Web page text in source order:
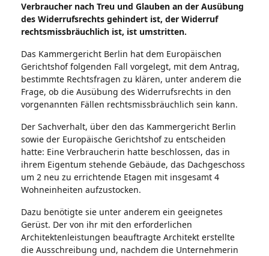
Verbraucher nach Treu und Glauben an der Ausübung
des Widerrufsrechts gehindert ist, der Widerruf
rechtsmissbräuchlich ist, ist umstritten.
Das Kammergericht Berlin hat dem Europäischen
Gerichtshof folgenden Fall vorgelegt, mit dem Antrag,
bestimmte Rechtsfragen zu klären, unter anderem die
Frage, ob die Ausübung des Widerrufsrechts in den
vorgenannten Fällen rechtsmissbräuchlich sein kann.
Der Sachverhalt, über den das Kammergericht Berlin
sowie der Europäische Gerichtshof zu entscheiden
hatte: Eine Verbraucherin hatte beschlossen, das in
ihrem Eigentum stehende Gebäude, das Dachgeschoss
um 2 neu zu errichtende Etagen mit insgesamt 4
Wohneinheiten aufzustocken.
Dazu benötigte sie unter anderem ein geeignetes
Gerüst. Der von ihr mit den erforderlichen
Architektenleistungen beauftragte Architekt erstellte
die Ausschreibung und, nachdem die Unternehmerin